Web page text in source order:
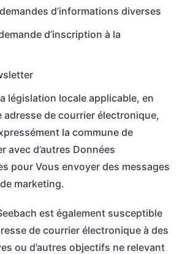
d’informations diverses
d’inscription à la
législation locale applicable, en
de courrier électronique,
la commune de
avec d’autres Données
pour Vous envoyer des messages
marketing.
est également susceptible
de courrier électronique à des
ou d’autres objectifs ne relevant